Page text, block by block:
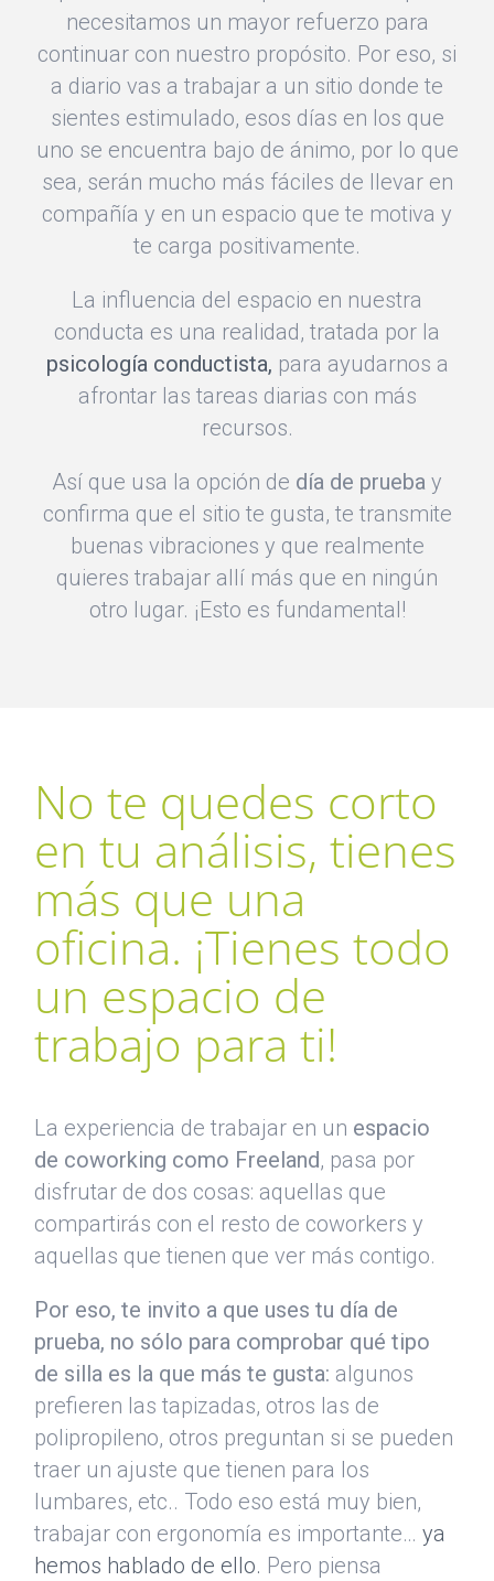
necesitamos un mayor refuerzo para
continuar con nuestro propósito. Por eso, si
a diario vas a trabajar a un sitio donde te
sientes estimulado, esos días en los que
uno se encuentra bajo de ánimo, por lo que
sea, serán mucho más fáciles de llevar en
compañía y en un espacio que te motiva y
te carga positivamente.
La influencia del espacio en nuestra
conducta es una realidad, tratada por la
psicología conductista, para ayudarnos a
afrontar las tareas diarias con más
recursos.
Así que usa la opción de día de prueba y
confirma que el sitio te gusta, te transmite
buenas vibraciones y que realmente
quieres trabajar allí más que en ningún
otro lugar. ¡Esto es fundamental!
No te quedes corto
en tu análisis, tienes
más que una
oficina. ¡Tienes todo
un espacio de
trabajo para ti!
La experiencia de trabajar en un espacio
de coworking como Freeland, pasa por
disfrutar de dos cosas: aquellas que
compartirás con el resto de coworkers y
aquellas que tienen que ver más contigo.
Por eso, te invito a que uses tu día de
prueba, no sólo para comprobar qué tipo
de silla es la que más te gusta: algunos
prefieren las tapizadas, otros las de
polipropileno, otros preguntan si se pueden
traer un ajuste que tienen para los
lumbares, etc.. Todo eso está muy bien,
trabajar con ergonomía es importante…ya
hemos hablado de ello. Pero piensa